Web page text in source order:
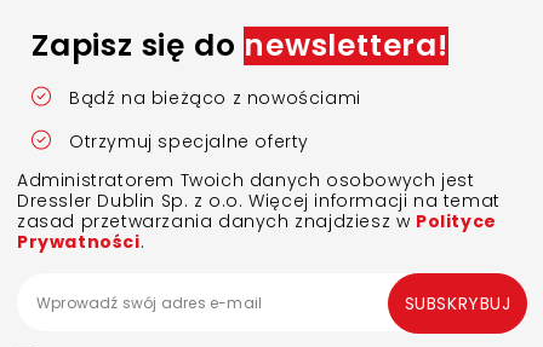
Zapisz się do newslettera!
Bądź na bieżąco z nowościami
Otrzymuj specjalne oferty
Administratorem Twoich danych osobowych jest
Dressler Dublin Sp. z o.o. Więcej informacji na temat
zasad przetwarzania danych znajdziesz w Polityce
Prywatności.
SUBSKRYBUJ